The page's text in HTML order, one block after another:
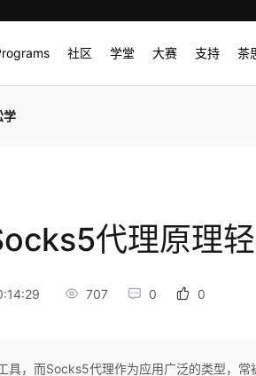
社区 学堂 大赛 支持 茶
学
代理原理
707 0 0
具，而Socks5代理作为应用广泛的类型，常